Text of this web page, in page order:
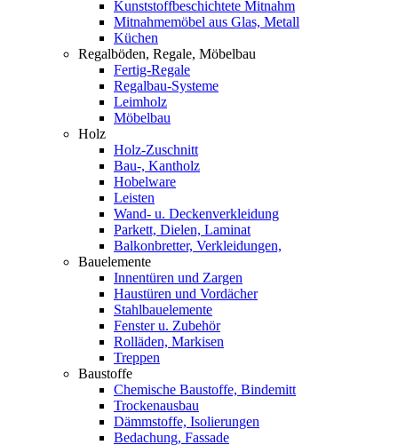
Kunststoffbeschichtete Mitnahm
Mitnahmemöbel aus Glas, Metall
Küchen
Regalböden, Regale, Möbelbau
Fertig-Regale
Regalbau-Systeme
Leimholz
Möbelbau
Holz
Holz-Zuschnitt
Bau-, Kantholz
Hobelware
Leisten
Wand- u. Deckenverkleidung
Parkett, Dielen, Laminat
Balkonbretter, Verkleidungen,
Bauelemente
Innentüren und Zargen
Haustüren und Vordächer
Stahlbauelemente
Fenster u. Zubehör
Rolläden, Markisen
Treppen
Baustoffe
Chemische Baustoffe, Bindemitt
Trockenausbau
Dämmstoffe, Isolierungen
Bedachung, Fassade